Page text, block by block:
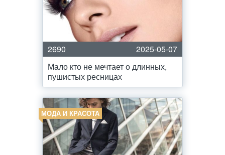
2690
2025-05-07
Мало кто не мечтает о длинных,
пушистых ресницах
МОДА И КРАСОТА